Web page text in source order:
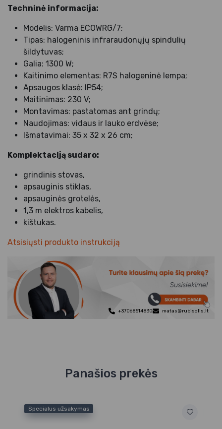
Techninė informacija:
Modelis: Varma ECOWRG/7;
Tipas: halogeninis infraraudonųjų spindulių
šildytuvas;
Galia: 1300 W;
Kaitinimo elementas: R7S halogeninė lempa;
Apsaugos klasė: IP54;
Maitinimas: 230 V;
Montavimas: pastatomas ant grindų;
Naudojimas: vidaus ir lauko erdvėse;
Išmatavimai: 35 x 32 x 26 cm;
Komplektaciją sudaro:
grindinis stovas,
apsauginis stiklas,
apsauginės grotelės,
1,3 m elektros kabelis,
kištukas.
Atsisiųsti produkto instrukciją
+37068514830 matas@rubisolis.lt
Panašios prekės
Specialus užsakymas